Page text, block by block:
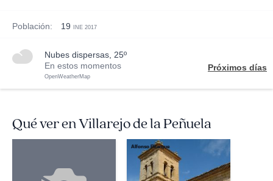
Población: 19 INE 2017
nubes dispersas, 25º
En estos momentos
OpenWeatherMap
Próximos días
Qué ver en Villarejo de la Peñuela
Alfonso Pitarque